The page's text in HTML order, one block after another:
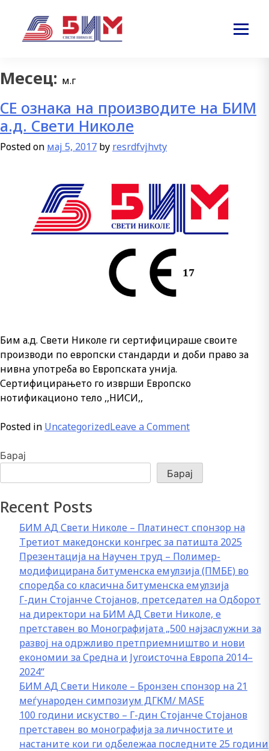
Месец: м.г
СЕ ознака на производите на БИМ
а.д. Свети Николе
Posted on мај 5, 2017 by resrdfvjhvty
Бим а.д. Свети Николе ги сертифицираше своите
производи по европски стандарди и доби право за
нивна употреба во Европската унија.
Сертифицирањето го изврши Европско
нотификационо тело ,,НИСИ,,
Posted in UncategorizedLeave a Commenton
на
производите
а.д.
Свети
Николе
Барај
Барај
Recent Posts
БИМ АД Свети Николе – Платинест спонзор на
Третиот македонски конгрес за патишта 2025
Презентација на Научен труд – Полимер-
модифицирана битуменска емулзија (ПМБЕ) во
споредба со класична битуменска емулзија
Г-дин Стојанче Стојанов, претседател на Одборот
на директори на БИМ АД Свети Николе, е
претставен во Монографијата „500 најзаслужни за
развој на одржливо претприемништво и нови
економии за Средна и Југоисточна Европа 2014–
2024“
БИМ АД Свети Николе – Бронзен спонзор на 21
меѓународен симпозиум ДГКМ/ MASE
100 години искуство – Г-дин Стојанче Стојанов
претставен во монографија за личностите и
настаните кои ги одбележаа последните 25 години